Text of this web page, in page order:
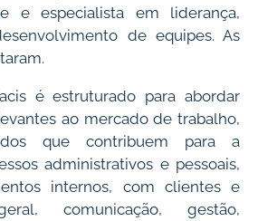
e especialista em liderança,
de equipes. As
é estruturado para abordar
ao mercado de trabalho,
que contribuem para a
administrativos e pessoais,
internos, com clientes e
comunicação, gestão,